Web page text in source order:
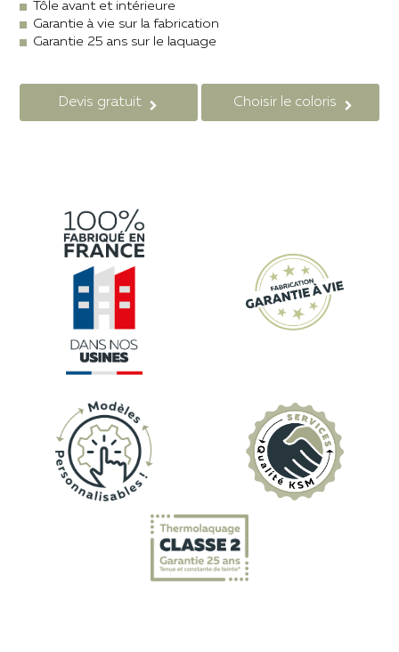
Tôle avant et intérieure
Garantie à vie sur la fabrication
Garantie 25 ans sur le laquage
Devis gratuit Choisir le coloris